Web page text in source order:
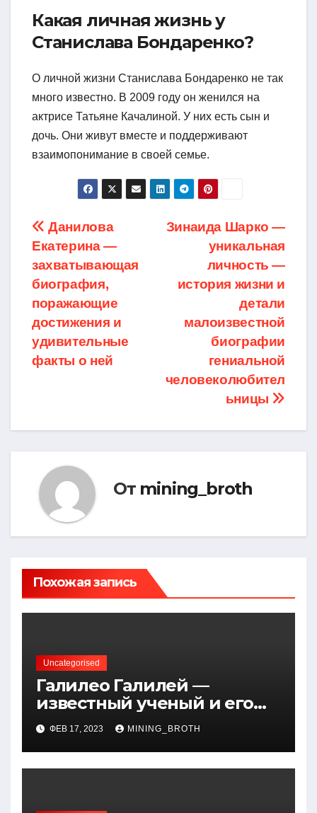
Какая личная жизнь у
Станислава Бондаренко?
О личной жизни Станислава Бондаренко не так
много известно. В 2009 году он женился на
актрисе Татьяне Качалиной. У них есть сын и
дочь. Они живут вместе и поддерживают
взаимопонимание в своей семье.
Навигация
по
записям
Зинаида Шарко —
уникальная
личность —
история жизни и
детали
малоизвестной
биографии
гениальной
человеколюбител
ьницы
Данилова
Екатерина —
захватывающая
биография,
поражающие
достижения и
удивительные
факты о ней
От mining_broth
Похожая запись
Uncategorised
Галилео Галилей —
известный ученый и его
открытия — краткая
биография, достижения и
вклад в науку
ФЕВ 17, 2023 MINING_BROTH